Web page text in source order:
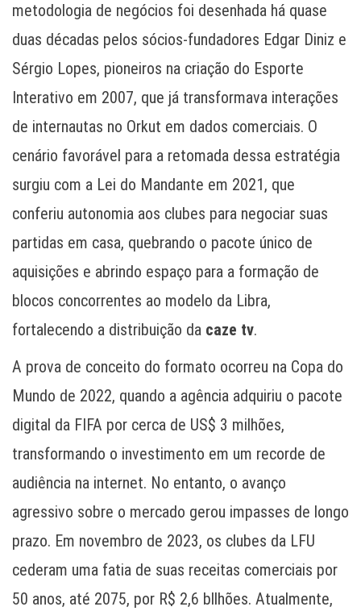
metodologia de negócios foi desenhada há quase
duas décadas pelos sócios-fundadores Edgar Diniz e
Sérgio Lopes, pioneiros na criação do Esporte
Interativo em 2007, que já transformava interações
de internautas no Orkut em dados comerciais. O
cenário favorável para a retomada dessa estratégia
surgiu com a Lei do Mandante em 2021, que
conferiu autonomia aos clubes para negociar suas
partidas em casa, quebrando o pacote único de
aquisições e abrindo espaço para a formação de
blocos concorrentes ao modelo da Libra,
fortalecendo a distribuição da caze tv.
A prova de conceito do formato ocorreu na Copa do
Mundo de 2022, quando a agência adquiriu o pacote
digital da FIFA por cerca de US$ 3 milhões,
transformando o investimento em um recorde de
audiência na internet. No entanto, o avanço
agressivo sobre o mercado gerou impasses de longo
prazo. Em novembro de 2023, os clubes da LFU
cederam uma fatia de suas receitas comerciais por
50 anos, até 2075, por R$ 2,6 bllhões. Atualmente,